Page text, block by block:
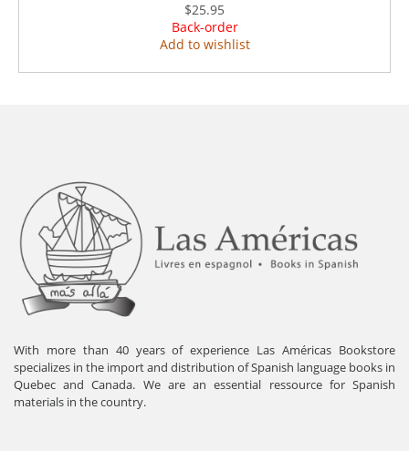
$25.95
Back-order
Add to wishlist
With more than 40 years of experience Las Américas Bookstore
specializes in the import and distribution of Spanish language books in
Quebec and Canada. We are an essential ressource for Spanish
materials in the country.